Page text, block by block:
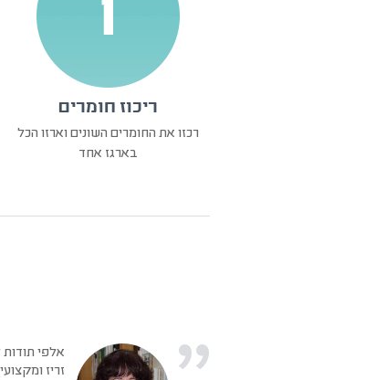
ריכוז חומרים
רכזו את החומרים השונים וארזו הכל
בארגז אחד
אלפי תודות
זריז